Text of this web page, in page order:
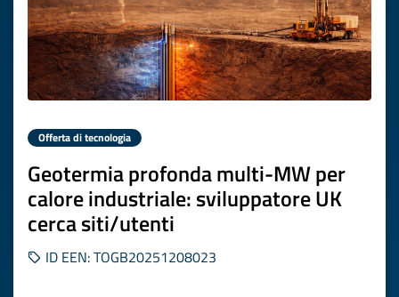
Offerta di tecnologia
Geotermia profonda multi-MW per
calore industriale: sviluppatore UK
cerca siti/utenti
ID EEN: TOGB20251208023